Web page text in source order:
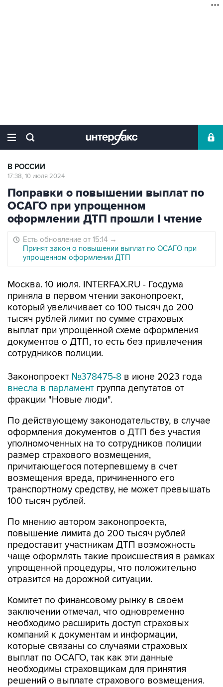
В РОССИИ
17:38, 10 июля 2024
Поправки о повышении выплат по
ОСАГО при упрощенном
оформлении ДТП прошли I чтение
Есть обновление от 15:14 →
Принят закон о повышении выплат по ОСАГО при
упрощенном оформлении ДТП
Москва. 10 июля. INTERFAX.RU - Госдума
приняла в первом чтении законопроект,
который увеличивает со 100 тысяч до 200
тысяч рублей лимит по сумме страховых
выплат при упрощённой схеме оформления
документов о ДТП, то есть без привлечения
сотрудников полиции.
Законопроект №378475-8 в июне 2023 года
внесла в парламент группа депутатов от
фракции "Новые люди".
По действующему законодательству, в случае
оформления документов о ДТП без участия
уполномоченных на то сотрудников полиции
размер страхового возмещения,
причитающегося потерпевшему в счет
возмещения вреда, причиненного его
транспортному средству, не может превышать
100 тысяч рублей.
По мнению автором законопроекта,
повышение лимита до 200 тысяч рублей
предоставит участникам ДТП возможность
чаще оформлять такие происшествия в рамках
упрощенной процедуры, что положительно
отразится на дорожной ситуации.
Комитет по финансовому рынку в своем
заключении отмечал, что одновременно
необходимо расширить доступ страховых
компаний к документам и информации,
которые связаны со случаями страховых
выплат по ОСАГО, так как эти данные
необходимы страховщикам для принятия
решений о выплате страхового возмещения.